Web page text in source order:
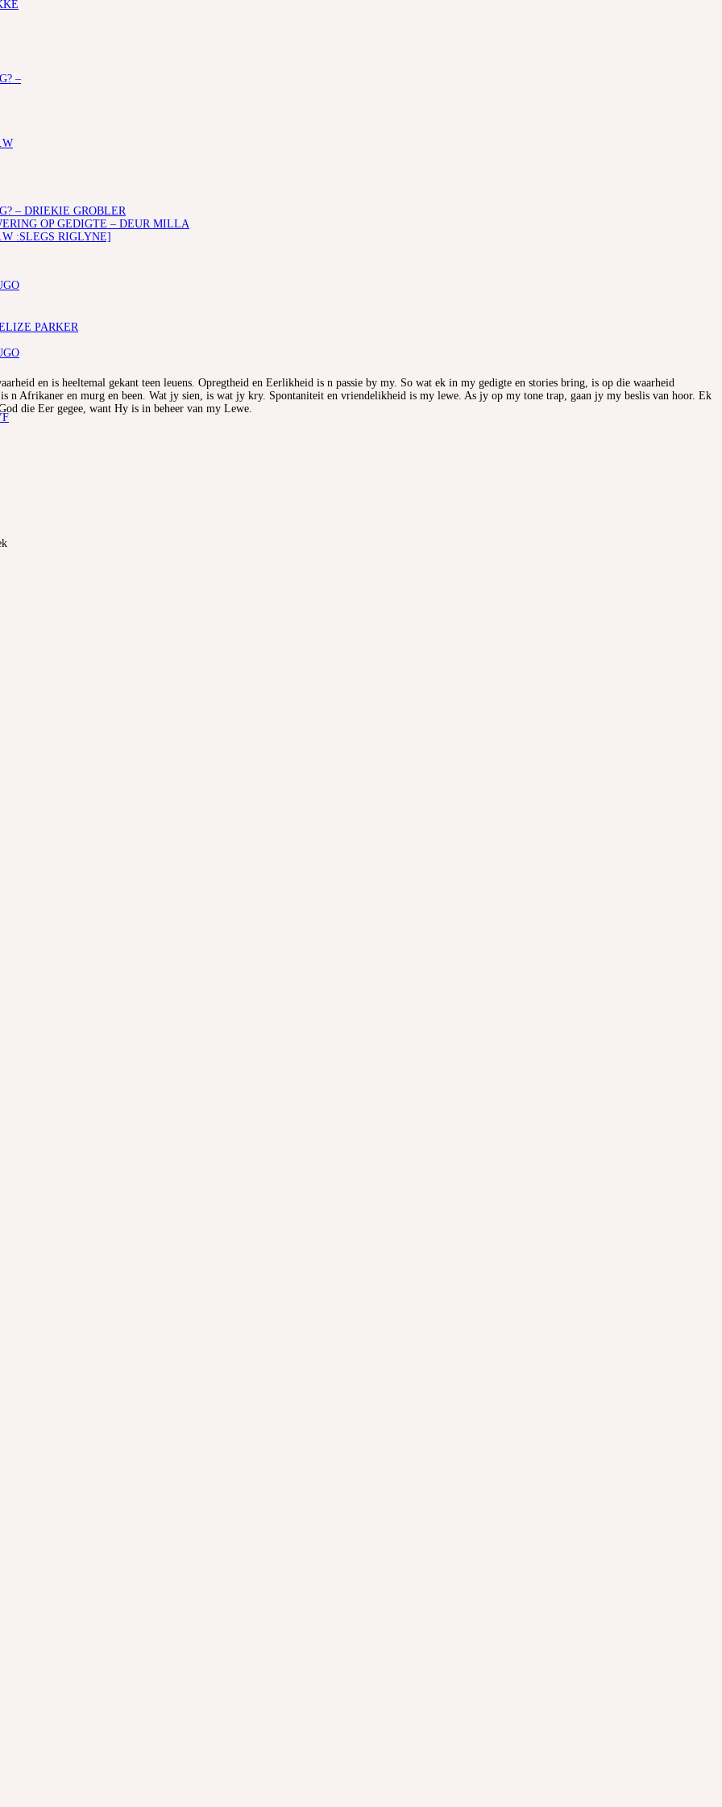
–
– DRIEKIE GROBLER
OP GEDIGTE – DEUR MILLA
:SLEGS RIGLYNE]
PARKER
en is heeltemal gekant teen leuens. Opregtheid en Eerlikheid is n passie by my. So wat ek in my gedigte en stories bring, is op die waarheid
n Afrikaner en murg en been. Wat jy sien, is wat jy kry. Spontaniteit en vriendelikheid is my lewe. As jy op my tone trap, gaan jy my beslis van hoor. Ek
die Eer gegee, want Hy is in beheer van my Lewe.